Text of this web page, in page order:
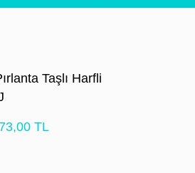
Taşlı Harfli
TL